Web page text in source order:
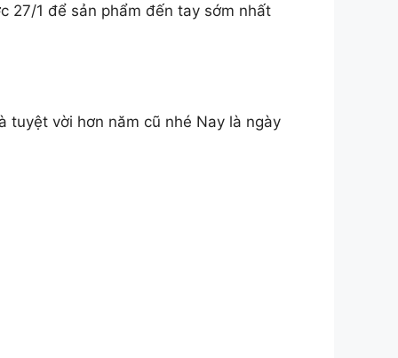
27/1 để sản phẩm đến tay sớm nhất
tuyệt vời hơn năm cũ nhé Nay là ngày